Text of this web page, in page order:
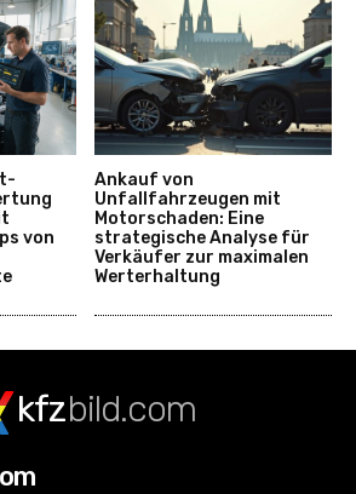
von
Ankauf von
Unfallfahrzeugen mit
Motorschaden: Eine
strategische Analyse für
Verkäufer zur maximalen
Werterhaltung
kfzbild.com